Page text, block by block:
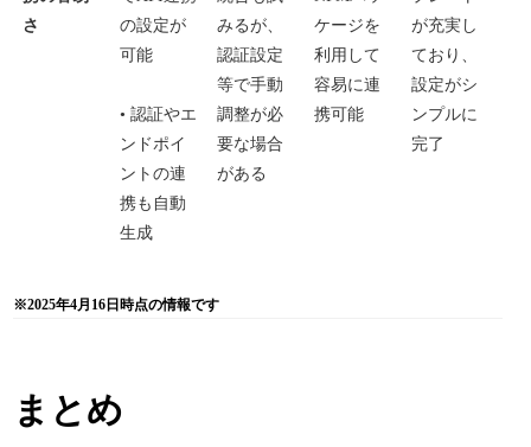
さ
の設定が
可能
• 認証やエ
ンドポイ
ントの連
携も自動
生成
みるが、
認証設定
等で手動
調整が必
要な場合
がある
ケージを
利用して
容易に連
携可能
が充実し
ており、
設定がシ
ンプルに
完了
※2025年4月16日時点の情報です
まとめ